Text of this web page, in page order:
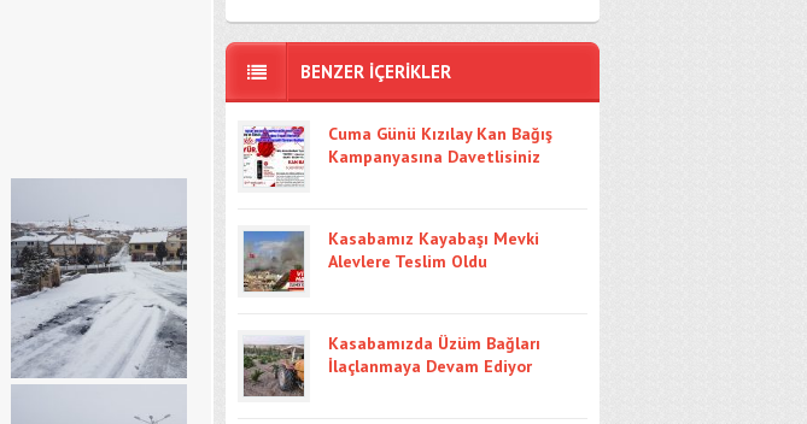
BENZER İÇERİKLER
Cuma Günü Kızılay Kan Bağış
Kampanyasına Davetlisiniz
Kasabamız Kayabaşı Mevki
Alevlere Teslim Oldu
Kasabamızda Üzüm Bağları
İlaçlanmaya Devam Ediyor